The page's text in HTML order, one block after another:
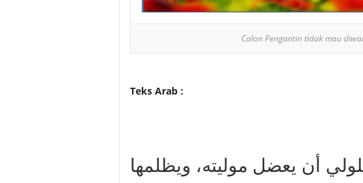
Calon Pengantin tidak mau
Teks Arab :
أن يعضل موليته، ويظلمها